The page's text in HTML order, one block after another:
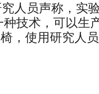
人员声称，实
技术，可以生
，使用研究人